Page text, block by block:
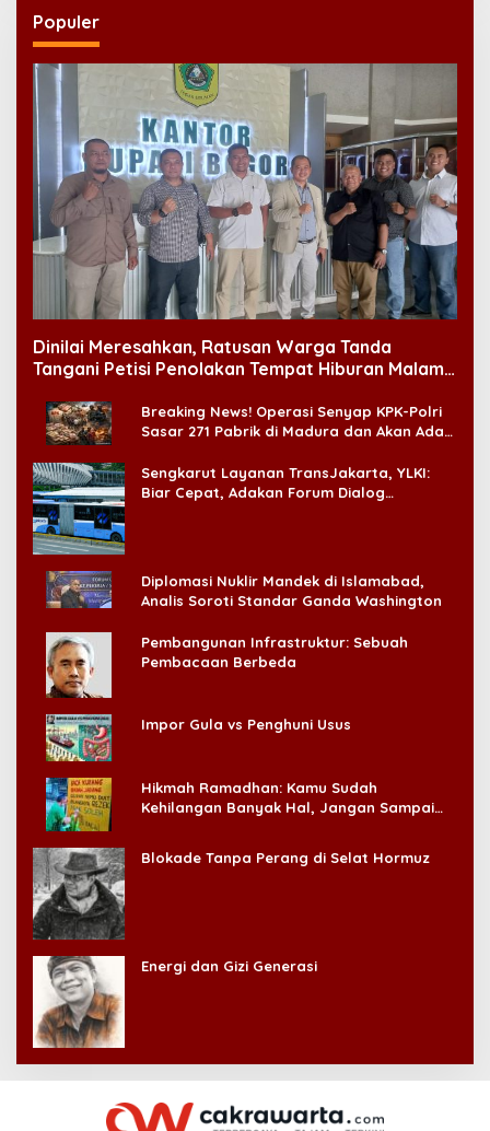
Populer
Dinilai Meresahkan, Ratusan Warga Tanda
Tangani Petisi Penolakan Tempat Hiburan Malam
Breaking News! Operasi Senyap KPK-Polri
Sasar 271 Pabrik di Madura dan Akan Ada
Sengkarut Layanan TransJakarta, YLKI:
Biar Cepat, Adakan Forum Dialog
Diplomasi Nuklir Mandek di Islamabad,
Analis Soroti Standar Ganda Washington
Pembangunan Infrastruktur: Sebuah
Pembacaan Berbeda
Impor Gula vs Penghuni Usus
Hikmah Ramadhan: Kamu Sudah
Kehilangan Banyak Hal, Jangan Sampai
Blokade Tanpa Perang di Selat Hormuz
Energi dan Gizi Generasi